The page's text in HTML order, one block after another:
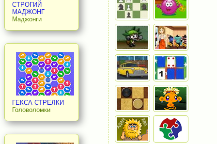
СТРОГИЙ
МАДЖОНГ
Маджонги
ГЕКСА СТРЕЛКИ
Головоломки